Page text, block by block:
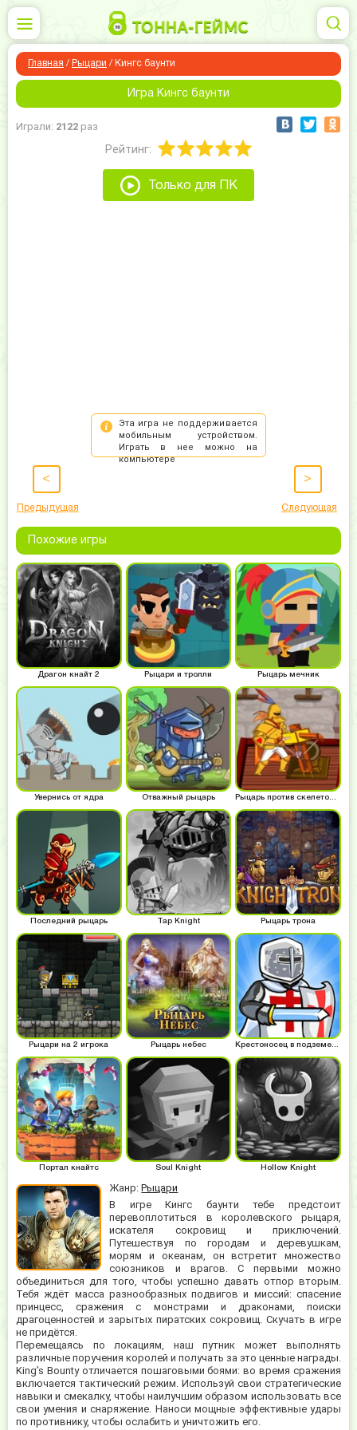
Главная / Рыцари / Кингс баунти
Игра Кингс баунти
Играли: 2122 раз
Рейтинг:
Только для ПК
<
Предыдущая
>
Следующая
Жанр:Рыцари
В игре Кингс баунти тебе предстоит
перевоплотиться в королевского рыцаря,
искателя сокровищ и приключений.
Путешествуя по городам и деревушкам,
морям и океанам, он встретит множество
союзников и врагов. С первыми можно
объединиться для того, чтобы успешно давать отпор вторым.
Тебя ждёт масса разнообразных подвигов и миссий: спасение
принцесс, сражения с монстрами и драконами, поиски
драгоценностей и зарытых пиратских сокровищ. Скучать в игре
не придётся.
Перемещаясь по локациям, наш путник может выполнять
различные поручения королей и получать за это ценные награды.
King’s Bounty отличается пошаговыми боями: во время сражения
включается тактический режим. Используй свои стратегические
навыки и смекалку, чтобы наилучшим образом использовать все
свои умения и снаряжение. Наноси мощные эффективные удары
по противнику, чтобы ослабить и уничтожить его.
Похожие игры
Драгон кнайт 2 Рыцари и тролли Рыцарь мечник
Увернись от ядра Отважный рыцарь Рыцарь против скелетонов
Последний рыцарь Tap Knight Рыцарь трона
Рыцари на 2 игрока Рыцарь небес
Портал кнайтс Soul Knight Hollow Knight